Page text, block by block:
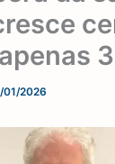
01/2026